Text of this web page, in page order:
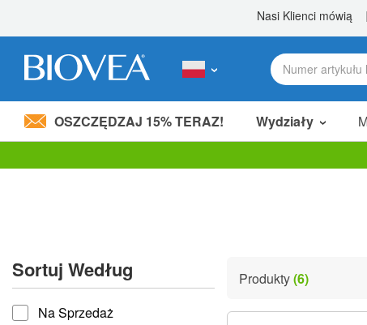
Uwaga:
dostępu.
Naciśnij
klawisze
Control-
OSZCZĘDZAJ 15% TERAZ! Wydziały
Sortuj Według
Sortuj według
Na Sprzedaż
Produkty(6)